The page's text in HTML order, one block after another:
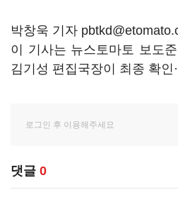
박창욱 기자
이 기사는 뉴스토마토 보도
김기성 편집국장이 최종 확인
댓글 0